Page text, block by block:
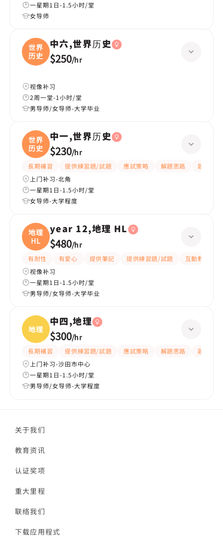
一星期1日-1.5小时/堂
女导师
世界
历史
中六,世界历史
$250/hr
视像补习
2周一堂-1小时/堂
男导师/女导师-大学毕业
世界
历史
中一,世界历史
$230/hr
長期補習 提供練習題/試題 應試策略 解題思路
題目講解
上门补习-北角
一星期1日-1.5小时/堂
女导师-大学程度
地理
HL
year 12,地理 HL
$480/hr
有耐性 有愛心 提供筆記 提供練習題/試題 互動教學
视像补习
一星期1日-1.5小时/堂
男导师/女导师-大学毕业
地理
中四,地理
$300/hr
長期補習 提供練習題/試題 應試策略 解題思路
題目講解
上门补习-沙田市中心
一星期1日-1.5小时/堂
男导师/女导师-大学程度
关于我们
教育资讯
认证奖项
重大里程
联络我们
下载应用程式